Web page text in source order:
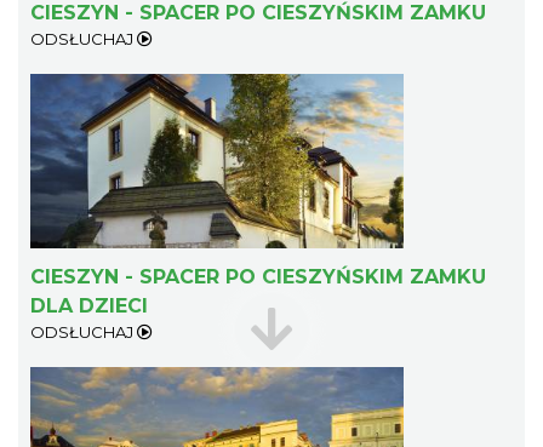
LOVE SONGS-historie miłosne zapisane w
muzyce
Cieszyn
0.23 km
Patroni cieszyńskich ulic - wystawa
CIESZYN - SPACER PO CIESZYŃSKIM ZAMKU
ODSŁUCHAJ
CIESZYN - SPACER PO CIESZYŃSKIM ZAMKU
DLA DZIECI
ODSŁUCHAJ